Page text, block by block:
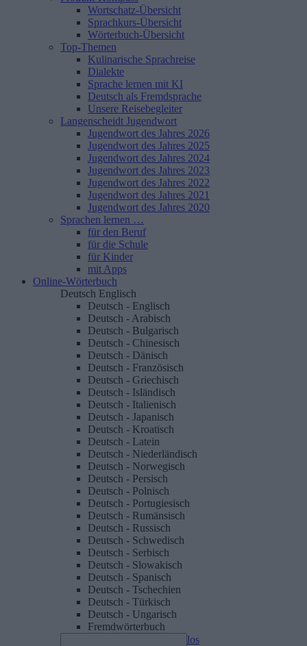
Wortschatz-Übersicht
Sprachkurs-Übersicht
Wörterbuch-Übersicht
Top-Themen
Kulinarische Sprachreise
Dialekte
Sprache lernen mit KI
Deutsch als Fremdsprache
Unsere Reisebegleiter
Langenscheidt Jugendwort
Jugendwort des Jahres 2026
Jugendwort des Jahres 2025
Jugendwort des Jahres 2024
Jugendwort des Jahres 2023
Jugendwort des Jahres 2022
Jugendwort des Jahres 2021
Jugendwort des Jahres 2020
Sprachen lernen …
für den Beruf
für die Schule
für Kinder
mit Apps
Online-Wörterbuch
Deutsch Englisch
Deutsch - Englisch
Deutsch - Arabisch
Deutsch - Bulgarisch
Deutsch - Chinesisch
Deutsch - Dänisch
Deutsch - Französisch
Deutsch - Griechisch
Deutsch - Isländisch
Deutsch - Italienisch
Deutsch - Japanisch
Deutsch - Kroatisch
Deutsch - Latein
Deutsch - Niederländisch
Deutsch - Norwegisch
Deutsch - Persisch
Deutsch - Polnisch
Deutsch - Portugiesisch
Deutsch - Rumänsisch
Deutsch - Russisch
Deutsch - Schwedisch
Deutsch - Serbisch
Deutsch - Slowakisch
Deutsch - Spanisch
Deutsch - Tschechien
Deutsch - Türkisch
Deutsch - Ungarisch
Fremdwörterbuch
los